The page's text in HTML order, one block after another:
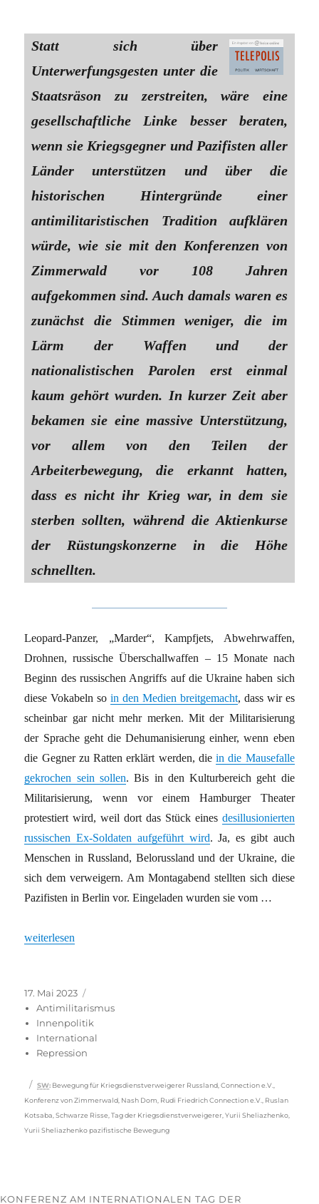
Statt sich über
Unterwerfungsgesten unter die
Staatsräson zu zerstreiten, wäre eine
gesellschaftliche Linke besser beraten,
wenn sie Kriegsgegner und Pazifisten aller
Länder unterstützen und über die
historischen Hintergründe einer
antimilitaristischen Tradition aufklären
würde, wie sie mit den Konferenzen von
Zimmerwald vor 108 Jahren
aufgekommen sind. Auch damals waren es
zunächst die Stimmen weniger, die im
Lärm der Waffen und der
nationalistischen Parolen erst einmal
kaum gehört wurden. In kurzer Zeit aber
bekamen sie eine massive Unterstützung,
vor allem von den Teilen der
Arbeiterbewegung, die erkannt hatten,
dass es nicht ihr Krieg war, in dem sie
sterben sollten, während die Aktienkurse
der Rüstungskonzerne in die Höhe
schnellten.
Leopard-Panzer, „Marder“, Kampfjets, Abwehrwaffen,
Drohnen, russische Überschallwaffen – 15 Monate nach
Beginn des russischen Angriffs auf die Ukraine haben sich
diese Vokabeln soin den Medien breitgemacht, dass wir es
scheinbar gar nicht mehr merken. Mit der Militarisierung
der Sprache geht die Dehumanisierung einher, wenn eben
die Gegner zu Ratten erklärt werden, diein die Mausefalle
gekrochen sein sollen. Bis in den Kulturbereich geht die
Militarisierung, wenn vor einem Hamburger Theater
protestiert wird, weil dort das Stück eines desillusionierten
russischen Ex-Soldaten aufgeführt wird. Ja, es gibt auch
Menschen in Russland, Belorussland und der Ukraine, die
sich dem verweigern. Am Montagabend stellten sich diese
Pazifisten in Berlin vor. Eingeladen wurden sie vom …
„Nicht ihr Krieg: Stimmen aus Russland, der Ukraine und
weiterlesen
Veröffentlicht
am
17. Mai 2023
Antimilitarismus
Innenpolitik
International
Repression
Schlagwörter
SW: Bewegung für Kriegsdienstverweigerer Russland ,Connection e.V.
Konferenz von Zimmerwald Nash Dom Rudi Friedrich Connection e.V.
Ruslan
Kotsaba ,Schwarze Risse ,Tag der Kriegsdienstverweigerer ,Yurii Sheliazhenko
Yurii Sheliazhenko pazifistische Bewegung
KONFERENZ AM INTERNATIONALEN TAG DER